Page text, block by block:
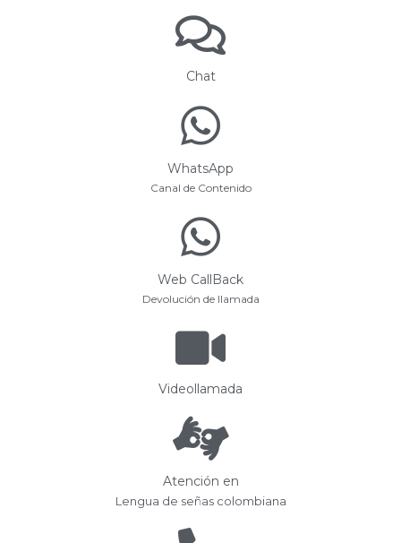
Chat
WhatsApp
Canal de Contenido
Web CallBack
Devolución de llamada
Videollamada
Atención en
Lengua de señas colombiana